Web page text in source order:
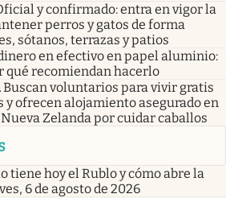
y confirmado: entra en vigor la
perros y gatos de forma
sótanos, terrazas y patios
en efectivo en papel aluminio:
qué recomiendan hacerlo
Buscan voluntarios para vivir gratis
y ofrecen alojamiento asegurado en
Zelanda por cuidar caballos
tiene hoy el Rublo y cómo abre la
6 de agosto de 2026